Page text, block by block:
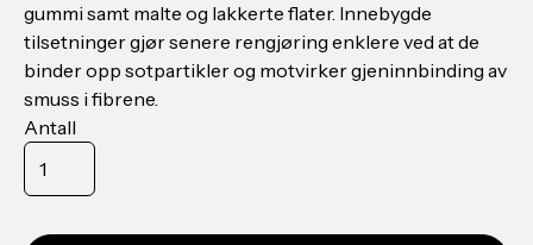
gummi samt malte og lakkerte flater. Innebygde
tilsetninger gjør senere rengjøring enklere ved at de
binder opp sotpartikler og motvirker gjeninnbinding av
smuss i fibrene.
Antall